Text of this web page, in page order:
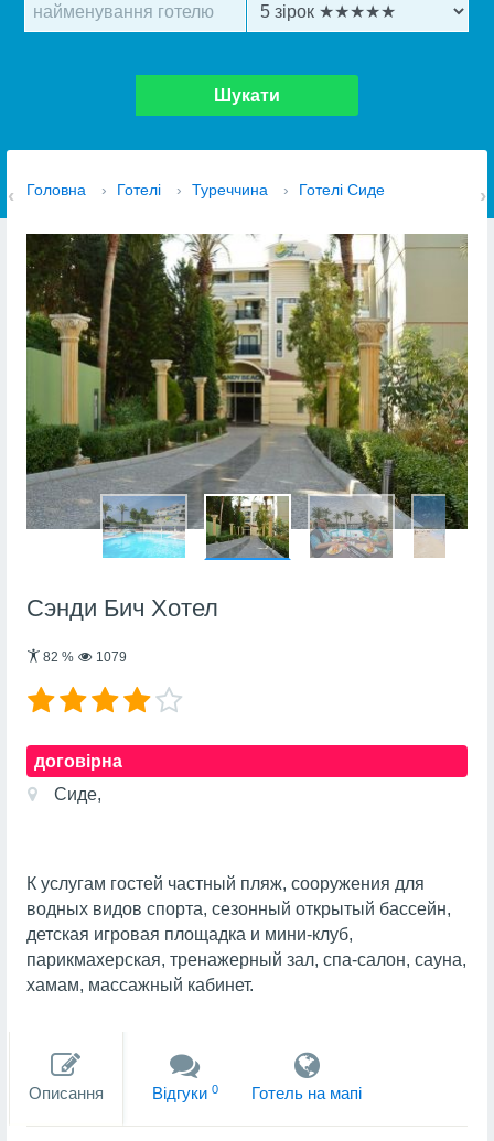
Шукати
Головна › Готелі › Туреччина › Готелі Сиде
Сэнди Бич Хотел
82 % 1079
договірна
Сиде,
К услугам гостей частный пляж, сооружения для
водных видов спорта, сезонный открытый бассейн,
детская игровая площадка и мини-клуб,
парикмахерская, тренажерный зал, спа-салон, сауна,
хамам, массажный кабинет.
Описання Вiдгуки 0 Готель на мапi